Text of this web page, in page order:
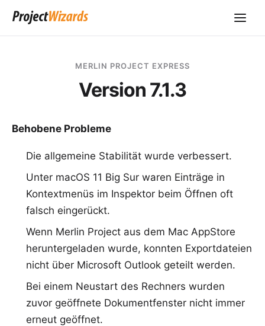
MERLIN PROJECT EXPRESS
Version 7.1.3
Behobene Probleme
Die allgemeine Stabilität wurde verbessert.
Unter macOS 11 Big Sur waren Einträge in
Kontextmenüs im Inspektor beim Öffnen oft
falsch eingerückt.
Wenn Merlin Project aus dem Mac AppStore
heruntergeladen wurde, konnten Exportdateien
nicht über Microsoft Outlook geteilt werden.
Bei einem Neustart des Rechners wurden
zuvor geöffnete Dokumentfenster nicht immer
erneut geöffnet.